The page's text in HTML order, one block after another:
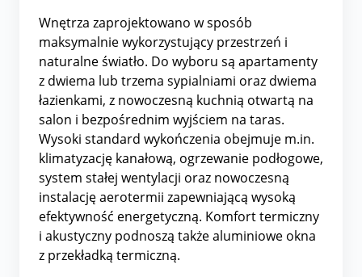
Wnętrza zaprojektowano w sposób
maksymalnie wykorzystujący przestrzeń i
naturalne światło. Do wyboru są apartamenty
z dwiema lub trzema sypialniami oraz dwiema
łazienkami, z nowoczesną kuchnią otwartą na
salon i bezpośrednim wyjściem na taras.
Wysoki standard wykończenia obejmuje m.in.
klimatyzację kanałową, ogrzewanie podłogowe,
system stałej wentylacji oraz nowoczesną
instalację aerotermii zapewniającą wysoką
efektywność energetyczną. Komfort termiczny
i akustyczny podnoszą także aluminiowe okna
z przekładką termiczną.